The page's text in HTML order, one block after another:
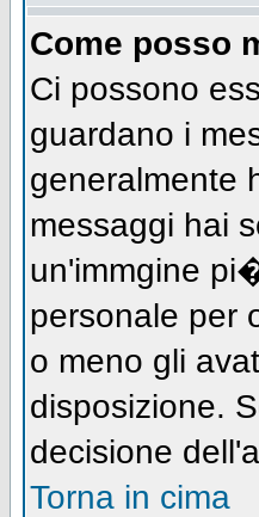
Come posso
Ci possono
guardano i
generalmente
messaggi hai
un'immgine
personale per
o meno gli
disposizione.
decisione
Torna in cima